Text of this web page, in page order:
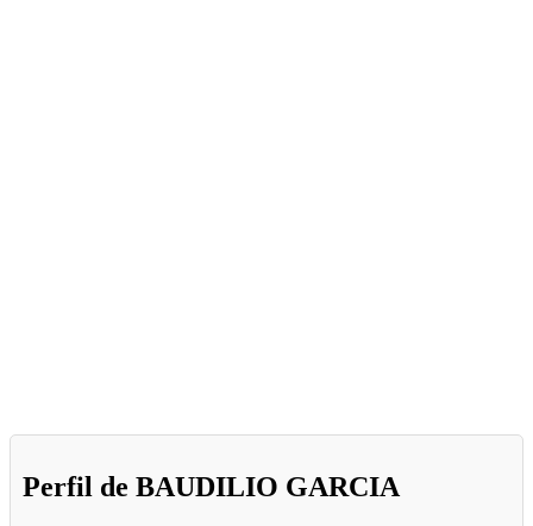
Perfil de BAUDILIO GARCIA